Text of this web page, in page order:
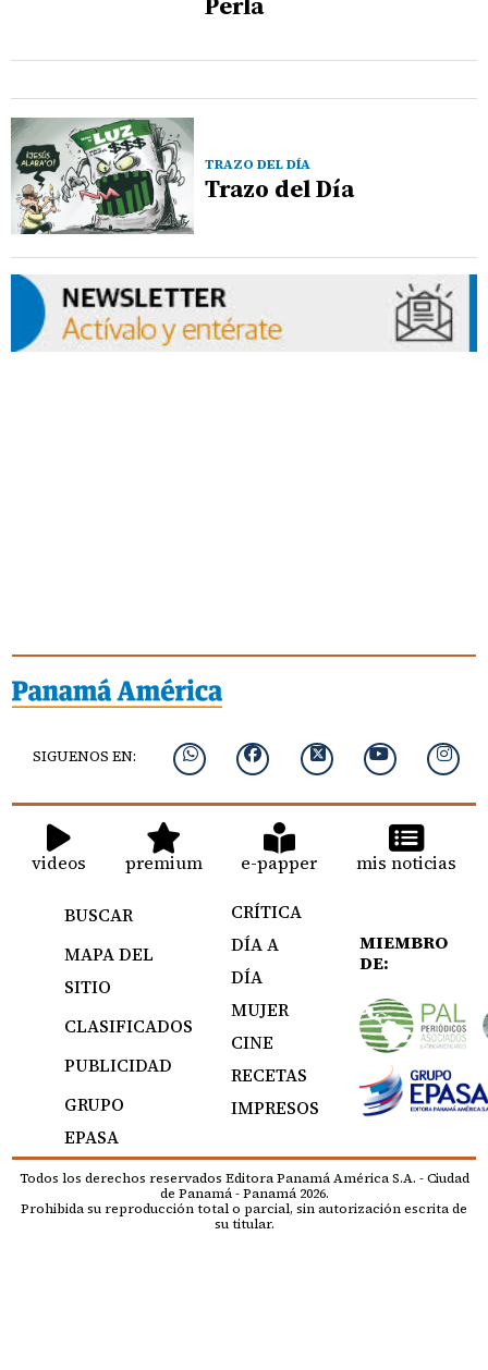
TRAZO DEL DÍA
Trazo del Día
SIGUENOS EN:
videos premium e-papper mis noticias
BUSCAR
MAPA DEL
SITIO
CLASIFICADOS
PUBLICIDAD
GRUPO
EPASA
CRÍTICA
DÍA A
DÍA
MUJER
CINE
RECETAS
IMPRESOS
MIEMBRO
DE:
Todos los derechos reservados Editora Panamá América S.A. - Ciudad
de Panamá - Panamá 2026.
Prohibida su reproducción total o parcial, sin autorización escrita de
su titular.